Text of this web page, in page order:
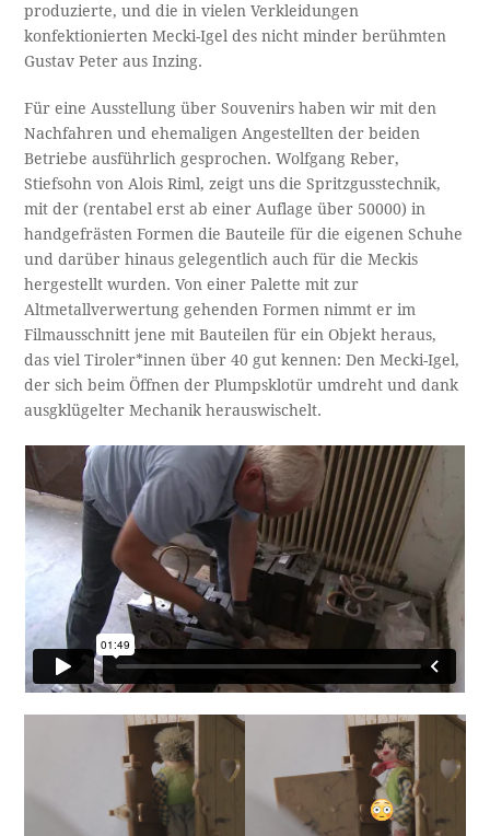
produzierte, und die in vielen Verkleidungen
konfektionierten Mecki-Igel des nicht minder berühmten
Gustav Peter aus Inzing.
Für eine Ausstellung über Souvenirs haben wir mit den
Nachfahren und ehemaligen Angestellten der beiden
Betriebe ausführlich gesprochen. Wolfgang Reber,
Stiefsohn von Alois Riml, zeigt uns die Spritzgusstechnik,
mit der (rentabel erst ab einer Auflage über 50000) in
handgefrästen Formen die Bauteile für die eigenen Schuhe
und darüber hinaus gelegentlich auch für die Meckis
hergestellt wurden. Von einer Palette mit zur
Altmetallverwertung gehenden Formen nimmt er im
Filmausschnitt jene mit Bauteilen für ein Objekt heraus,
das viel Tiroler*innen über 40 gut kennen: Den Mecki-Igel,
der sich beim Öffnen der Plumpsklotür umdreht und dank
ausgklügelter Mechanik herauswischelt.